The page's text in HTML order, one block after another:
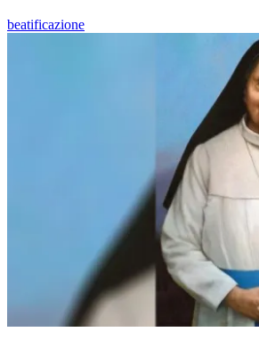
beatificazione